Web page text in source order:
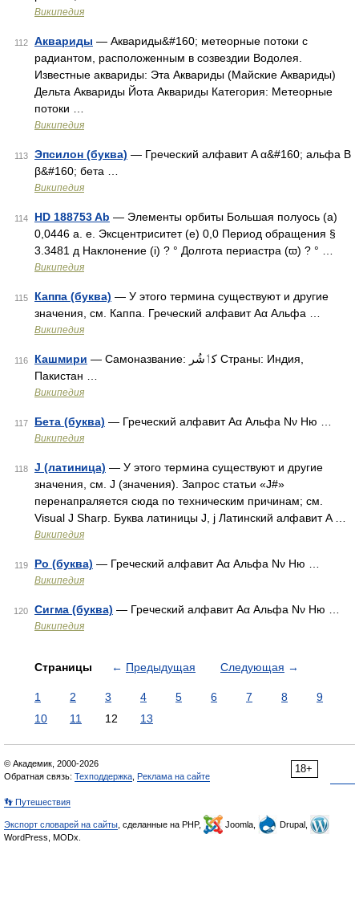
Википедия
112 Аквариды — Аквариды&#160; метеорные потоки с
радиантом, расположенным в созвездии Водолея.
Известные аквариды: Эта Аквариды (Майские Аквариды)
Дельта Аквариды Йота Аквариды Категория: Метеорные
потоки …
Википедия
113 Эпсилон (буква) — Греческий алфавит Α α&#160; альфа Β
β&#160; бета …
Википедия
114 HD 188753 Ab — Элементы орбиты Большая полуось (a)
0,0446 а. е. Эксцентриситет (e) 0,0 Период обращения §
3.3481 д Наклонение (i) ? ° Долгота периастра (ϖ) ? ° …
Википедия
115 Каппа (буква) — У этого термина существуют и другие
значения, см. Каппа. Греческий алфавит Αα Альфа …
Википедия
116 Кашмири — Самоназвание: کٲشُر Страны: Индия,
Пакистан …
Википедия
117 Бета (буква) — Греческий алфавит Αα Альфа Νν Ню …
Википедия
118 J (латиница) — У этого термина существуют и другие
значения, см. J (значения). Запрос статьи «J#»
перенапраляется сюда по техническим причинам; см.
Visual J Sharp. Буква латиницы J, j Латинский алфавит A …
Википедия
119 Ро (буква) — Греческий алфавит Αα Альфа Νν Ню …
Википедия
120 Сигма (буква) — Греческий алфавит Αα Альфа Νν Ню …
Википедия
Страницы ← Предыдущая Следующая →
1 2 3 4 5 6 7 8
9
10
11 12 13
18+
© Академик, 2000-2026
Обратная связь: Техподдержка Реклама на сайте
👣 Путешествия
Экспорт словарей на сайты , сделанные на PHP, Joomla,
Drupal,
WordPress, MODx.